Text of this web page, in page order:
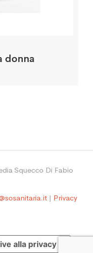
donna
Squecco Di Fabio
| Privacy
alla privacy